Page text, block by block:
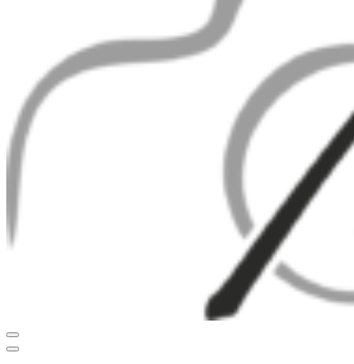
Navigationsmenü
Navigationsmenü